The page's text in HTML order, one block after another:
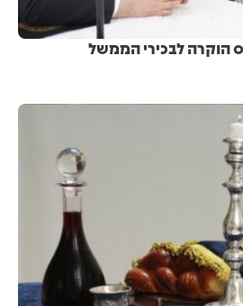
הוקרה לבכירי הממשל